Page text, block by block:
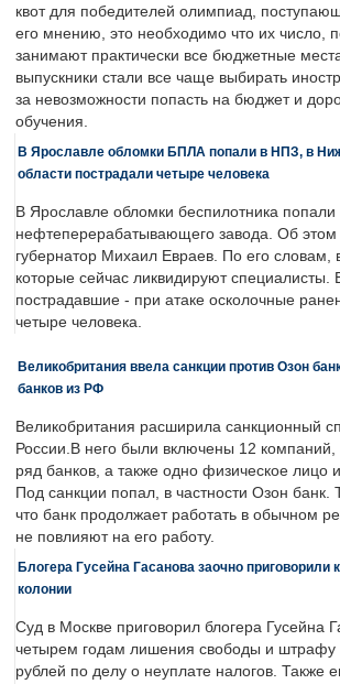
квот для победителей олимпиад,
его мнению, это необходимо что их число,
занимают практически все бюджетные
выпускники стали все чаще выбирать
за невозможности попасть на бюджет и
обучения.
В Ярославле обломки БПЛА попали в НПЗ, в
области пострадали четыре человека
В Ярославле обломки беспилотника попали
нефтеперерабатывающего завода. Об
губернатор Михаил Евраев. По его словам,
которые сейчас ликвидируют специалисты.
пострадавшие - при атаке осколочные
четыре человека.
Великобритания ввела санкции против Озон
банков из РФ
Великобритания расширила санкционный
России.В него были включены 12 компаний,
ряд банков, а также одно физическое лицо
Под санкции попал, в частности Озон банк.
что банк продолжает работать в обычном
не повлияют на его работу.
Блогера Гусейна Гасанова заочно приговорили
колонии
Суд в Москве приговорил блогера Гусейна
четырем годам лишения свободы и штрафу
рублей по делу о неуплате налогов. Также